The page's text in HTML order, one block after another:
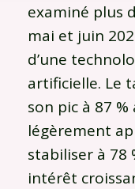
examiné plus
mai et juin
d’une
artificielle. Le
son pic à 87
légèrement
stabiliser à 78
intérêt